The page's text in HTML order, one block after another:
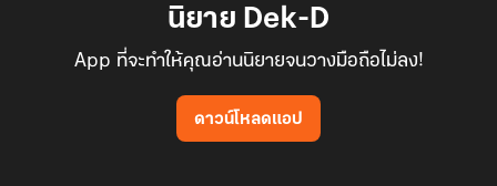
นิยาย Dek-D
App ที่จะทำให้คุณอ่านนิยายจนวางมือถือไม่ลง!
ดาวน์โหลดแอป